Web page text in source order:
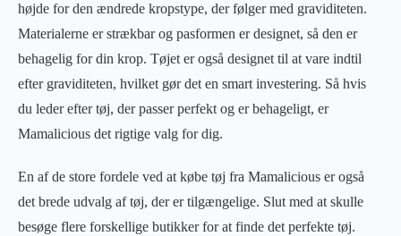
højde for den ændrede kropstype, der følger med graviditeten.
Materialerne er strækbar og pasformen er designet, så den er
behagelig for din krop. Tøjet er også designet til at vare indtil
efter graviditeten, hvilket gør det en smart investering. Så hvis
du leder efter tøj, der passer perfekt og er behageligt, er
Mamalicious det rigtige valg for dig.
En af de store fordele ved at købe tøj fra Mamalicious er også
det brede udvalg af tøj, der er tilgængelige. Slut med at skulle
besøge flere forskellige butikker for at finde det perfekte tøj.